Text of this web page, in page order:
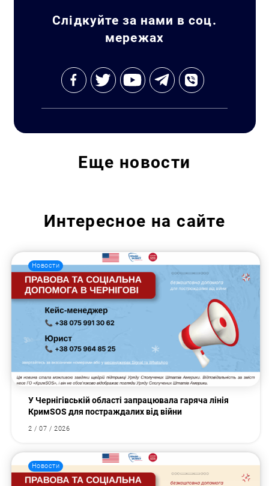
Слідкуйте за нами в соц.
мережах
Еще новости
Интересное на сайте
Новости
У Чернігівській області запрацювала гаряча лінія
КримSOS для постраждалих від війни
2 / 07 / 2026
Новости